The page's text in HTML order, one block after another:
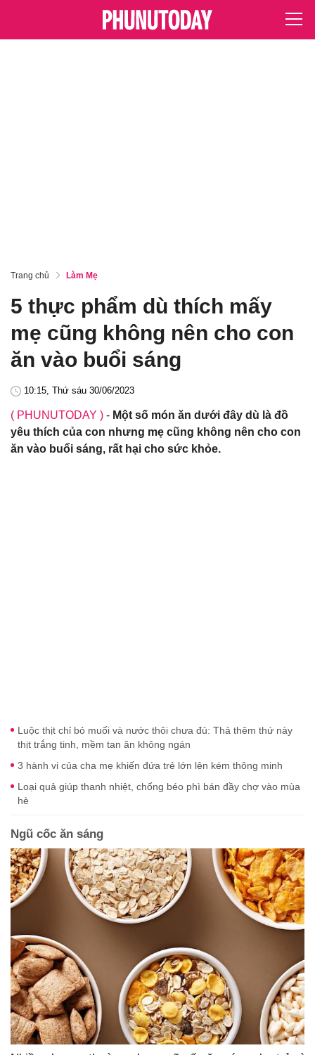
Trang chủ Làm Mẹ
5 thực phẩm dù thích mấy
mẹ cũng không nên cho con
ăn vào buổi sáng
10:15, Thứ sáu 30/06/2023
( PHUNUTODAY ) - Một số món ăn dưới đây dù là đồ
yêu thích của con nhưng mẹ cũng không nên cho con
ăn vào buổi sáng, rất hại cho sức khỏe.
Luộc thịt chỉ bỏ muối và nước thôi chưa đủ: Thả thêm thứ này
thịt trắng tinh, mềm tan ăn không ngán
3 hành vi của cha mẹ khiến đứa trẻ lớn lên kém thông minh
Loại quả giúp thanh nhiệt, chống béo phì bán đầy chợ vào mùa
hè
Ngũ cốc ăn sáng